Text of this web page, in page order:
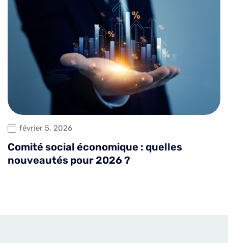
février 5, 2026
Comité social économique : quelles
nouveautés pour 2026 ?